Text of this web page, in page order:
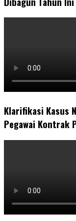
Klarifikasi Kasus
Pegawai Kontrak